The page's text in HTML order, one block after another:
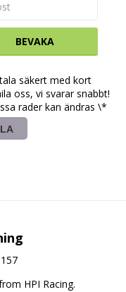
BEVAKA
säkert med kort
oss, vi svarar snabbt!
rader kan ändras \*
HPI Racing.